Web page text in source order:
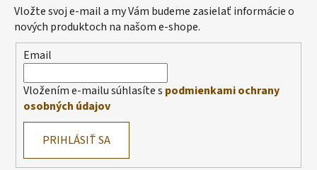
Vložte svoj e-mail a my Vám budeme zasielať informácie o
nových produktoch na našom e-shope.
Email
Vložením e-mailu súhlasíte s podmienkami ochrany
osobných údajov
PRIHLÁSIŤ SA